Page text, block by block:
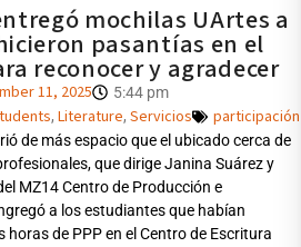
mochilas UArtes a
pasantías en el
reconocer y agradecer
11, 2025 5:44 pm
, Literature, Servicios participación
de más espacio que el ubicado cerca de
que dirige Janina Suárez y
MZ14 Centro de Producción e
a los estudiantes que habían
de PPP en el Centro de Escritura